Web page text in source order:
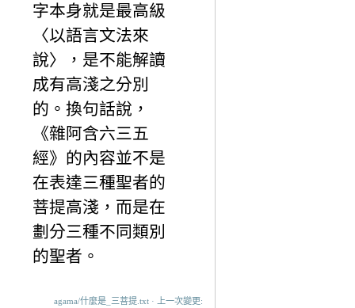
字本身就是最高級
〈以語言文法來
說〉，是不能解讀
成有高淺之分別
的。換句話說，
《雜阿含六三五
經》的內容並不是
在表達三種聖者的
菩提高淺，而是在
劃分三種不同類別
的聖者。
agama/什麼是_三菩提.txt · 上一次變更: